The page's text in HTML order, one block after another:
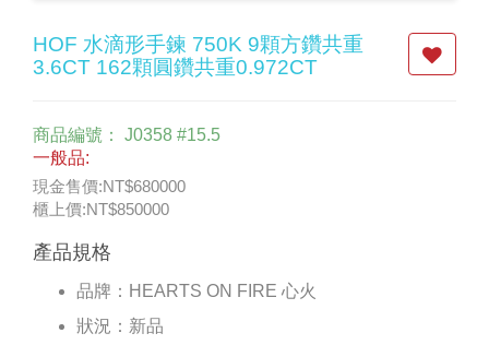
HOF 水滴形手鍊 750K 9顆方鑽共重
3.6CT 162顆圓鑽共重0.972CT
商品編號： J0358 #15.5
一般品:
現金售價:NT$680000
櫃上價:NT$850000
產品規格
品牌： HEARTS ON FIRE 心火
狀況： 新品